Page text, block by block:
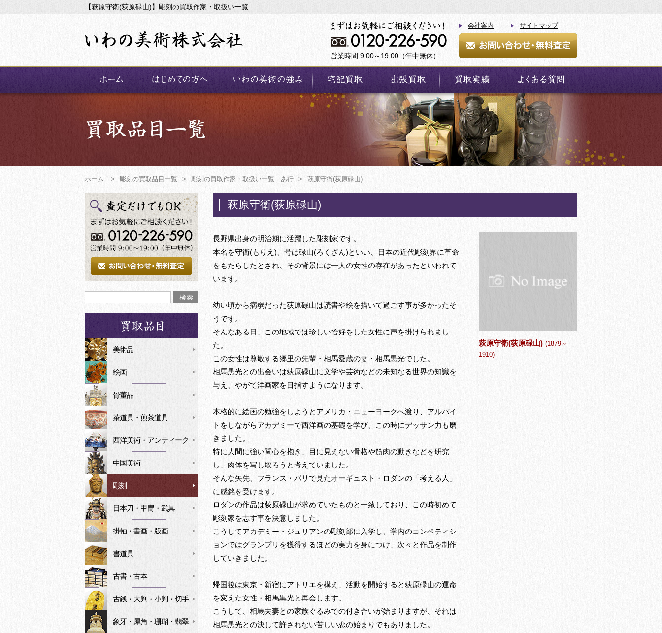
【萩原守衛(荻原碌山)】彫刻の買取作家・取扱い一覧
営業時間 9:00～19:00（年中無休）
会社案内 サイトマップ
ホーム > 彫刻の買取品目一覧 > 彫刻の買取作家・取扱い一覧 あ行 > 萩原守衛(荻原碌山)
萩原守衛(荻原碌山)
萩原守衛(荻原碌山) (1879～
1910)
長野県出身の明治期に活躍した彫刻家です。
本名を守衛(もりえ)、号は碌山(ろくざん)といい、日本の近代彫刻界に革命
をもたらしたとされ、その背景には一人の女性の存在があったといわれて
います。
幼い頃から病弱だった荻原碌山は読書や絵を描いて過ごす事が多かったそ
うです。
そんなある日、この地域では珍しい恰好をした女性に声を掛けられまし
た。
この女性は尊敬する郷里の先輩・相馬愛蔵の妻・相馬黒光でした。
相馬黒光との出会いは荻原碌山に文学や芸術などの未知なる世界の知識を
与え、やがて洋画家を目指すようになります。
本格的に絵画の勉強をしようとアメリカ・ニューヨークへ渡り、アルバイ
トをしながらアカデミーで西洋画の基礎を学び、この時にデッサン力も磨
きました。
特に人間に強い関心を抱き、目に見えない骨格や筋肉の動きなどを研究
し、肉体を写し取ろうと考えていました。
そんな矢先、フランス・パリで見たオーギュスト・ロダンの「考える人」
に感銘を受けます。
ロダンの作品は荻原碌山が求めていたものと一致しており、この時初めて
彫刻家を志す事を決意しました。
こうしてアカデミー・ジュリアンの彫刻部に入学し、学内のコンペティシ
ョンではグランプリを獲得するほどの実力を身につけ、次々と作品を制作
していきました。
帰国後は東京・新宿にアトリエを構え、活動を開始すると荻原碌山の運命
を変えた女性・相馬黒光と再会します。
こうして、相馬夫妻との家族ぐるみでの付き合いが始まりますが、それは
相馬黒光との決して許されない苦しい恋の始まりでもありました。
美術品
絵画
骨董品
茶道具・煎茶道具
西洋美術・アンティーク
中国美術
彫刻
日本刀・甲冑・武具
掛軸・書画・版画
書道具
古書・古本
古銭・大判・小判・切手
象牙・犀角・珊瑚・翡翠